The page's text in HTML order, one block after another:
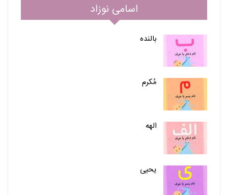
اسامی نوزاد
بالنده
مُکرم
الهه
یحیی